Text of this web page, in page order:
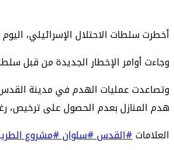
أخطرت سلطات الاحتلال الإسرائيلي، اليوم الاثنين، بهدم 37 منزلا ومنشأة تجارية في بلدة سلوان جنوب المسجد
وجاءت أوامر الإخطار الجديدة من قبل
هدم المنازل بعدم الحصول على ترخيص،
العلامات#القدس#سلوان#مشروع